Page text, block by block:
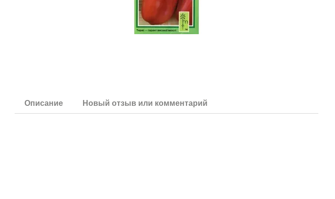
Описание Новый отзыв или комментарий